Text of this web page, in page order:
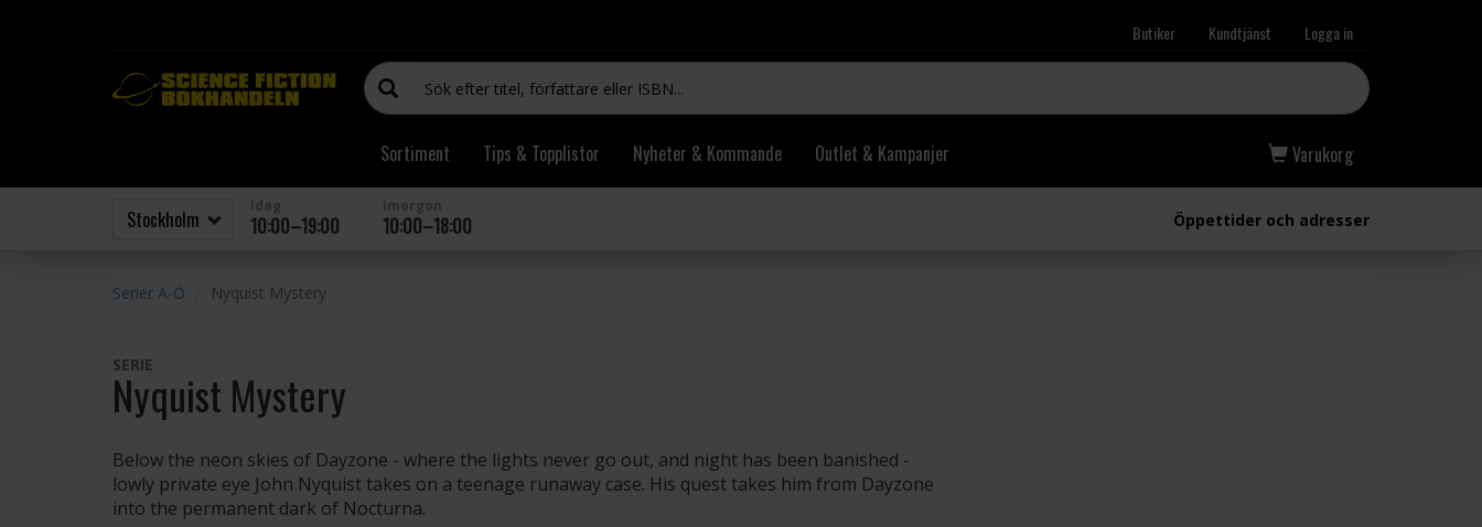
Butiker Kundtjänst Logga in
Sortiment Tips & Topplistor Nyheter & Kommande Outlet & Kampanjer Varukorg
10:00–19:00 10:00–18:00 Öppettider och adresser
Serier A-Ö Nyquist Mystery
SERIE
Nyquist Mystery
Below the neon skies of Dayzone - where the lights never go out, and night has been banished -
lowly private eye John Nyquist takes on a teenage runaway case. His quest takes him from Dayzone
into the permanent dark of Nocturna.